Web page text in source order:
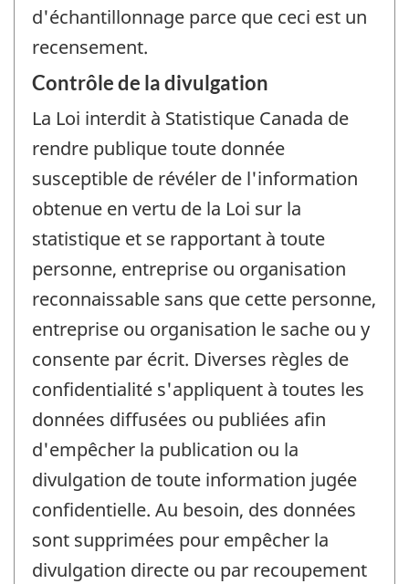
d'échantillonnage parce que ceci est un
recensement.
Contrôle de la divulgation
La Loi interdit à Statistique Canada de
rendre publique toute donnée
susceptible de révéler de l'information
obtenue en vertu de la Loi sur la
statistique et se rapportant à toute
personne, entreprise ou organisation
reconnaissable sans que cette personne,
entreprise ou organisation le sache ou y
consente par écrit. Diverses règles de
confidentialité s'appliquent à toutes les
données diffusées ou publiées afin
d'empêcher la publication ou la
divulgation de toute information jugée
confidentielle. Au besoin, des données
sont supprimées pour empêcher la
divulgation directe ou par recoupement